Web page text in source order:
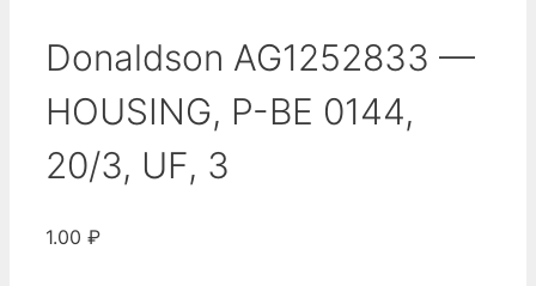
Donaldson AG1252833 —
HOUSING, P-BE 0144,
20/3, UF, 3
1.00 ₽